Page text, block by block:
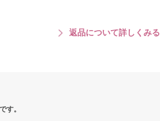
返品について詳しくみる
す。